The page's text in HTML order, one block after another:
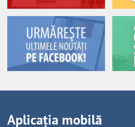
Aplicația mobilă